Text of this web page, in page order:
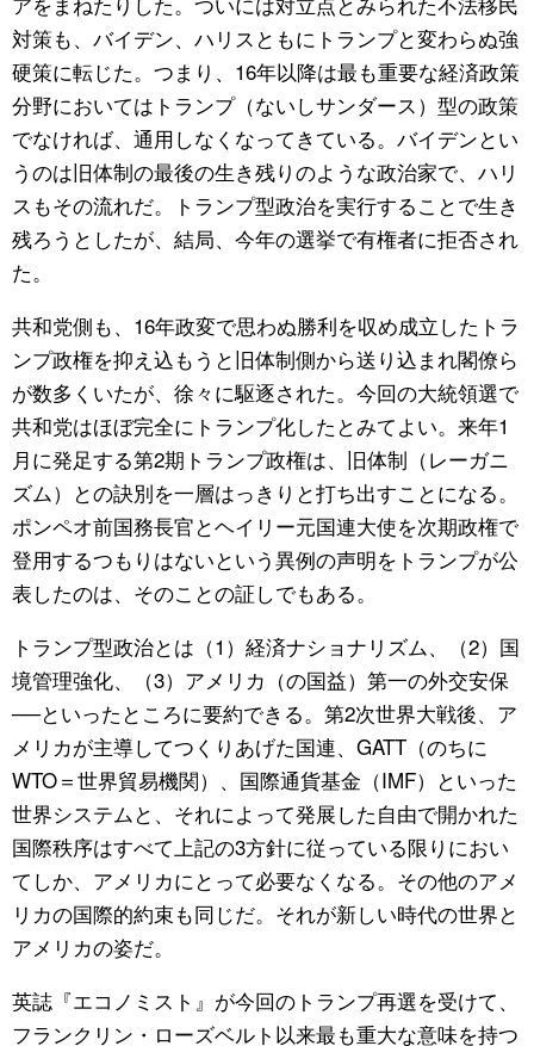
対策も、バイデン、ハリスともにトランプと変わらぬ強
硬策に転じた。つまり、16年以降は最も重要な経済政策
分野においてはトランプ（ないしサンダース）型の政策
でなければ、通用しなくなってきている。バイデンとい
うのは旧体制の最後の生き残りのような政治家で、ハリ
スもその流れだ。トランプ型政治を実行することで生き
残ろうとしたが、結局、今年の選挙で有権者に拒否され
た。
共和党側も、16年政変で思わぬ勝利を収め成立したトラ
ンプ政権を抑え込もうと旧体制側から送り込まれ閣僚ら
が数多くいたが、徐々に駆逐された。今回の大統領選で
共和党はほぼ完全にトランプ化したとみてよい。来年1
月に発足する第2期トランプ政権は、旧体制（レーガニ
ズム）との訣別を一層はっきりと打ち出すことになる。
ポンペオ前国務長官とヘイリー元国連大使を次期政権で
登用するつもりはないという異例の声明をトランプが公
表したのは、そのことの証しでもある。
トランプ型政治とは（1）経済ナショナリズム、（2）国
境管理強化、（3）アメリカ（の国益）第一の外交安保
──といったところに要約できる。第2次世界大戦後、ア
メリカが主導してつくりあげた国連、GATT（のちに
WTO＝世界貿易機関）、国際通貨基金（IMF）といった
世界システムと、それによって発展した自由で開かれた
国際秩序はすべて上記の3方針に従っている限りにおい
てしか、アメリカにとって必要なくなる。その他のアメ
リカの国際的約束も同じだ。それが新しい時代の世界と
アメリカの姿だ。
英誌『エコノミスト』が今回のトランプ再選を受けて、
フランクリン・ローズベルト以来最も重大な意味を持つ